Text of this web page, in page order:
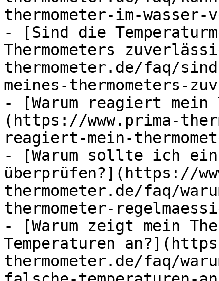
thermometer-im-wasser-
- [Sind die
Thermometers
thermometer.de/faq/
meines-thermometers-
- [Warum reagiert mein
(https://www.prima-
reagiert-mein-
- [Warum sollte ich ein
überprüfen?](https://
thermometer.de/faq/
thermometer-
- [Warum zeigt mein
Temperaturen
thermometer.de/faq/